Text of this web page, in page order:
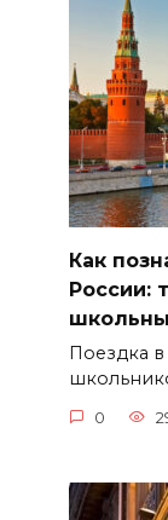
Как
России:
Поездка
0